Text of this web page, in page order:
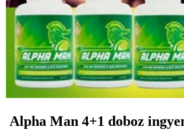
Alpha Man 4+1 doboz